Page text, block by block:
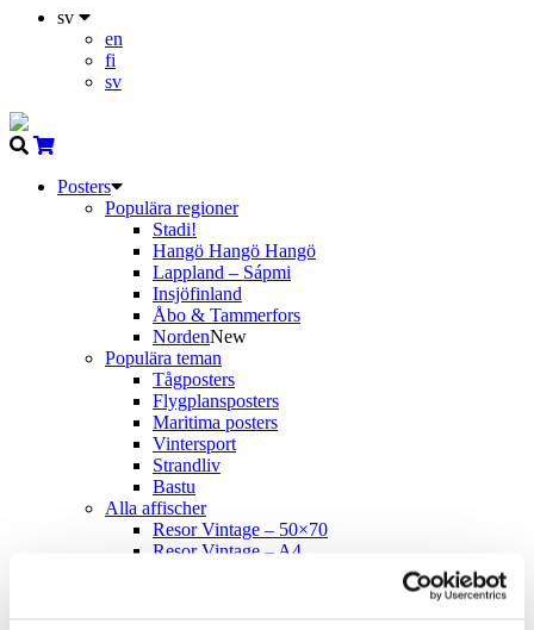
sv
en
fi
sv
Posters
Populära regioner
Stadi!
Hangö Hangö Hangö
Lappland – Sápmi
Insjöfinland
Åbo & Tammerfors
NordenNew
Populära teman
Tågposters
Flygplansposters
Maritima posters
Vintersport
Strandliv
Bastu
Alla affischer
Resor Vintage – 50×70
Resor Vintage – A4